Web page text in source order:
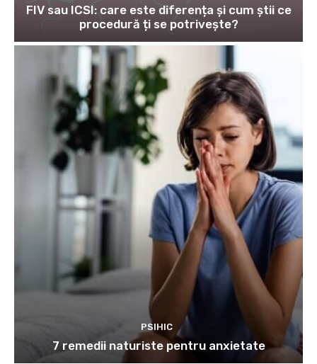
FIV sau ICSI: care este diferența și cum știi ce
procedură ți se potrivește?
PSIHIC
7 remedii naturiste pentru anxietate